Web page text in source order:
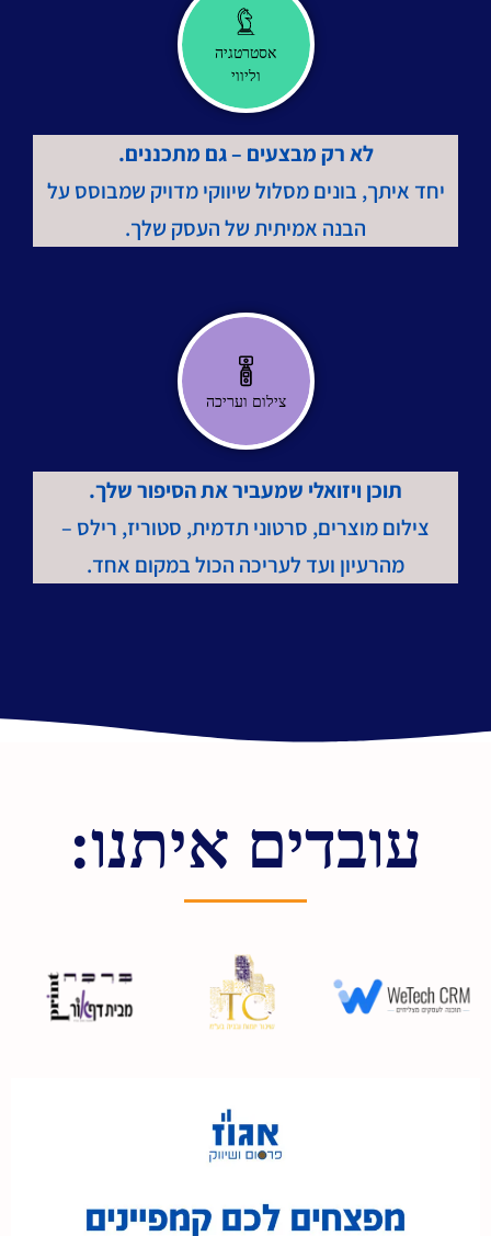
אסטרטגיה
וליווי
לא רק מבצעים – גם מתכננים.
יחד איתך, בונים מסלול שיווקי מדויק שמבוסס על
הבנה אמיתית של העסק שלך.
צילום ועריכה
תוכן ויזואלי שמעביר את הסיפור שלך.
צילום מוצרים, סרטוני תדמית, סטוריז, רילס –
מהרעיון ועד לעריכה הכול במקום אחד.
עובדים איתנו: